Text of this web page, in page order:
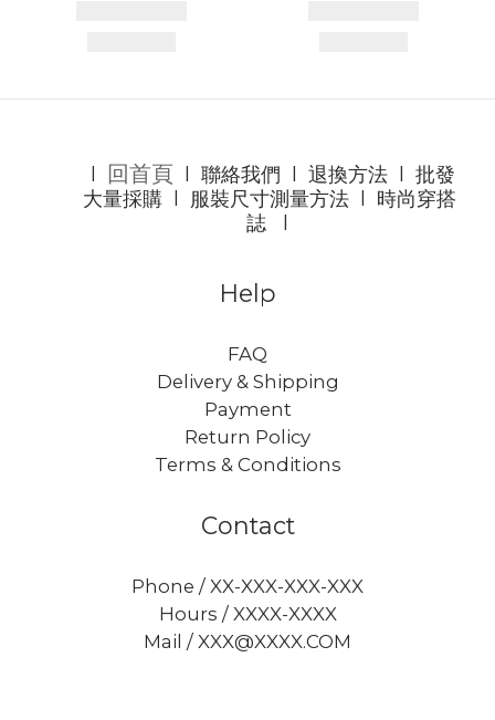
回首頁 聯絡我們 退換方法l 批發
大量採購
服裝尺寸測量方法
時尚穿搭
誌l
Help
FAQ
Delivery & Shipping
Payment
Return Policy
Terms & Conditions
Contact
Phone / XX-XXX-XXX-XXX
Hours / XXXX-XXXX
Mail / XXX@XXXX.COM